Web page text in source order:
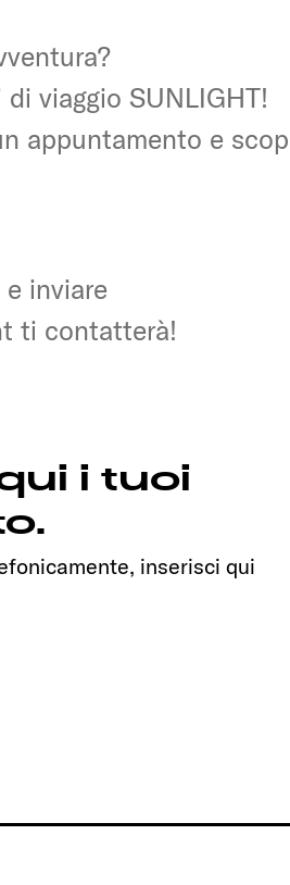
viaggio SUNLIGHT!
appuntamento e
inviare
ti contatterà!
viaggio SUNLIGHT!
appuntamento e
inviare
ti contatterà!
i tuoi
inserisci qui